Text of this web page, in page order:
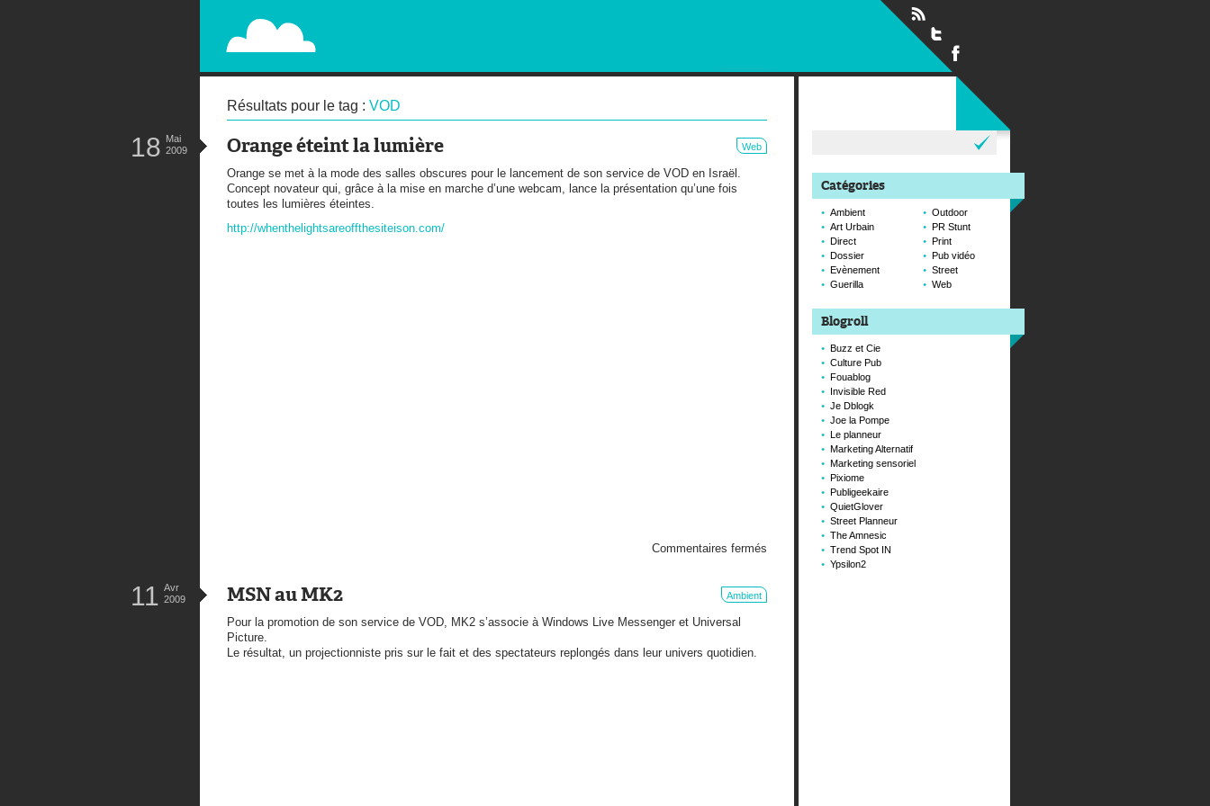
PAPERPLANE
STREET, AMBIENT, GUÉRILLA MARKETING AND OUT OF HOME
Résultats pour le tag : VOD
Orange éteint la lumière Web
18 Mai
2009
Orange se met à la mode des salles obscures pour le lancement de son service de VOD en Israël.
Concept novateur qui, grâce à la mise en marche d’une webcam, lance la présentation qu’une fois
toutes les lumières éteintes.
http://whenthelightsareoffthesiteison.com/
Commentaires fermés
la
MSN au MK2 Ambient
11 Avr
2009
Pour la promotion de son service de VOD, MK2 s’associe à Windows Live Messenger et Universal
Picture.
Le résultat, un projectionniste pris sur le fait et des spectateurs replongés dans leur univers quotidien.
Catégories
Ambient
Art Urbain
Direct
Dossier
Evènement
Guerilla
Outdoor
PR Stunt
Print
Pub vidéo
Street
Web
Blogroll
Buzz et Cie
Culture Pub
Fouablog
Invisible Red
Je Dblogk
Joe la Pompe
Le planneur
Marketing Alternatif
Marketing sensoriel
Pixiome
Publigeekaire
QuietGlover
Street Planneur
The Amnesic
Trend Spot IN
Ypsilon2